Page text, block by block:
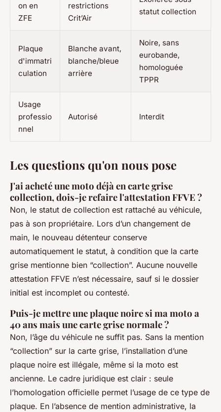
on en
ZFE
restrictions
Crit’Air
statut collection
Plaque
d'immatri
culation
Blanche avant,
blanche/bleue
arrière
Noire, sans
eurobande,
homologuée
TPPR
Usage
professio
nnel
Autorisé Interdit
Les questions qu'on nous pose
J'ai acheté une moto déjà en carte grise
collection, dois-je refaire l'attestation FFVE ?
Non, le statut de collection est rattaché au véhicule,
pas à son propriétaire. Lors d’un changement de
main, le nouveau détenteur conserve
automatiquement le statut, à condition que la carte
grise mentionne bien “collection”. Aucune nouvelle
attestation FFVE n’est nécessaire, sauf si le dossier
initial est incomplet ou contesté.
Puis-je mettre une plaque noire si ma moto a
40 ans mais une carte grise normale ?
Non, l’âge du véhicule ne suffit pas. Sans la mention
“collection” sur la carte grise, l’installation d’une
plaque noire est illégale, même si la moto est
ancienne. Le cadre juridique est clair : seule
l’homologation officielle permet l’usage de ce type de
plaque. En l’absence de mention administrative, la